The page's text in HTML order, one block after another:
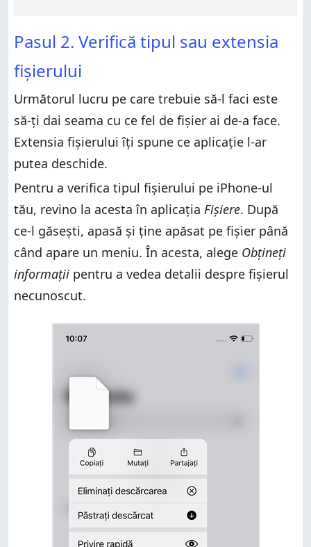
Pasul 2. Verifică tipul sau extensia
fișierului
Următorul lucru pe care trebuie să-l faci este
să-ți dai seama cu ce fel de fișier ai de-a face.
Extensia fișierului îți spune ce aplicație l-ar
putea deschide.
Pentru a verifica tipul fișierului pe iPhone-ul
tău, revino la acesta în aplicația Fișiere. După
ce-l găsești, apasă și ține apăsat pe fișier până
când apare un meniu. În acesta, alege Obțineți
informații pentru a vedea detalii despre fișierul
necunoscut.